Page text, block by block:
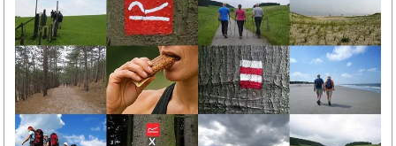
Wandelblessures
Hartslagmeter
Wandeltochten
Sportvoeding